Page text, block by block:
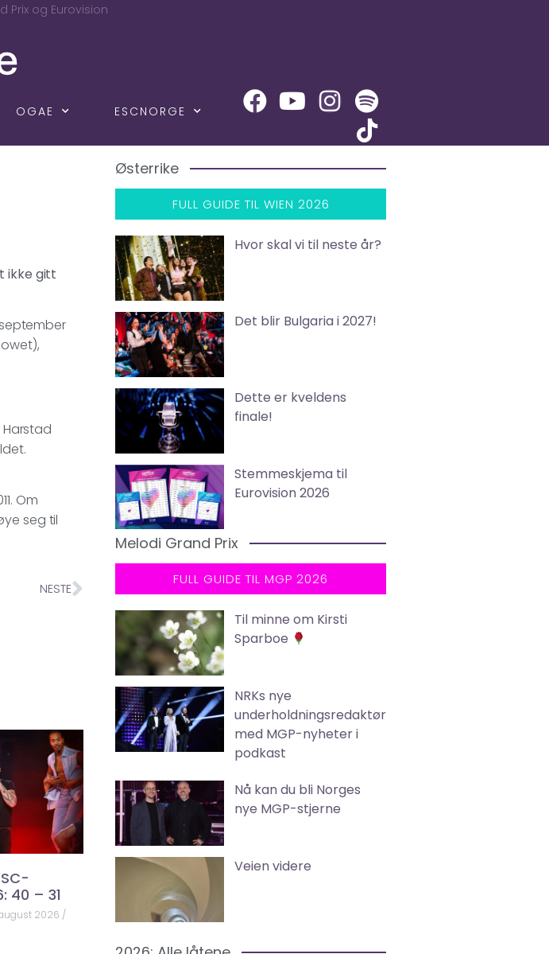
Prix og Eurovision
OGAE ESCNORGE
ikke gitt
Om
seg til
NESTE
40 – 31
2026
Østerrike
FULL GUIDE TIL WIEN 2026
Hvor skal vi til neste år?
Det blir Bulgaria i 2027!
Dette er kveldens
finale!
Stemmeskjema til
Eurovision 2026
Melodi Grand Prix
FULL GUIDE TIL MGP 2026
Til minne om Kirsti
Sparboe
NRKs nye
underholdningsredaktør
med MGP-nyheter i
podkast
Nå kan du bli Norges
nye MGP-stjerne
Veien videre